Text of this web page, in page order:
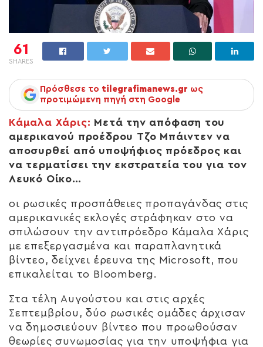
61
SHARES
Πρόσθεσε το tilegrafimanews.gr ως
προτιμώμενη πηγή στη Google
Κάμαλα Χάρις: Μετά την απόφαση του
αμερικανού προέδρου Τζο Μπάιντεν να
αποσυρθεί από υποψήφιος πρόεδρος και
να τερματίσει την εκστρατεία του για τον
Λευκό Οίκο…
οι ρωσικές προσπάθειες προπαγάνδας στις
αμερικανικές εκλογές στράφηκαν στο να
σπιλώσουν την αντιπρόεδρο Κάμαλα Χάρις
με επεξεργασμένα και παραπλανητικά
βίντεο, δείχνει έρευνα της Microsoft, που
επικαλείται το Bloomberg.
Στα τέλη Αυγούστου και στις αρχές
Σεπτεμβρίου, δύο ρωσικές ομάδες άρχισαν
να δημοσιεύουν βίντεο που προωθούσαν
θεωρίες συνωμοσίας για την υποψήφια για